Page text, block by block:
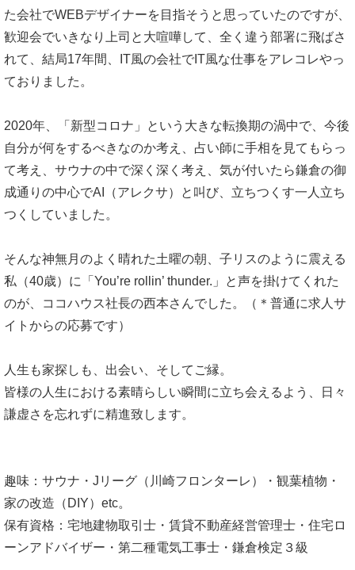
た会社でWEBデザイナーを目指そうと思っていたのですが、
歓迎会でいきなり上司と大喧嘩して、全く違う部署に飛ばさ
れて、結局17年間、IT風の会社でIT風な仕事をアレコレやっ
ておりました。
2020年、「新型コロナ」という大きな転換期の渦中で、今後
自分が何をするべきなのか考え、占い師に手相を見てもらっ
て考え、サウナの中で深く深く考え、気が付いたら鎌倉の御
成通りの中心でAI（アレクサ）と叫び、立ちつくす一人立ち
つくしていました。
そんな神無月のよく晴れた土曜の朝、子リスのように震える
私（40歳）に「You’re rollin’ thunder.」と声を掛けてくれた
のが、ココハウス社長の西本さんでした。（＊普通に求人サ
イトからの応募です）
人生も家探しも、出会い、そしてご縁。
皆様の人生における素晴らしい瞬間に立ち会えるよう、日々
謙虚さを忘れずに精進致します。
趣味：サウナ・Jリーグ（川崎フロンターレ）・観葉植物・
家の改造（DIY）etc。
保有資格：宅地建物取引士・賃貸不動産経営管理士・住宅ロ
ーンアドバイザー・第二種電気工事士・鎌倉検定３級